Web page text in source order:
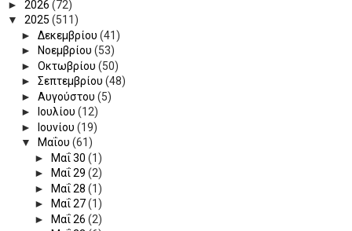
► 2026 (72)
▼ 2025 (511)
► Δεκεμβρίου (41)
►
Νοεμβρίου (53)
► Οκτωβρίου (50)
► Σεπτεμβρίου (48)
► Αυγούστου (5)
►
Ιουλίου (12)
►
Ιουνίου (19)
▼
Μαΐου (61)
►
Μαΐ 30 (1)
►
Μαΐ 29 (2)
►
Μαΐ 28 (1)
►
Μαΐ 27(1)
►
Μαΐ 26 (2)